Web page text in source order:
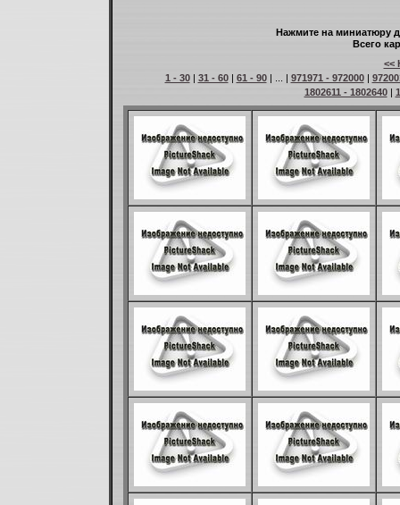
Нажмите на миниатюру
Всего
<<
1 - 30| 31 - 60| 61 - 90| ... | 971971 - 972000|
1802611 - 1802640|